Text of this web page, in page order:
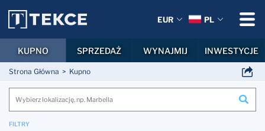
Strona Główna Kupno
FILTRY
EUR PL
KUPNO SPRZEDAŻ WYNAJMIJ INWESTYCJE